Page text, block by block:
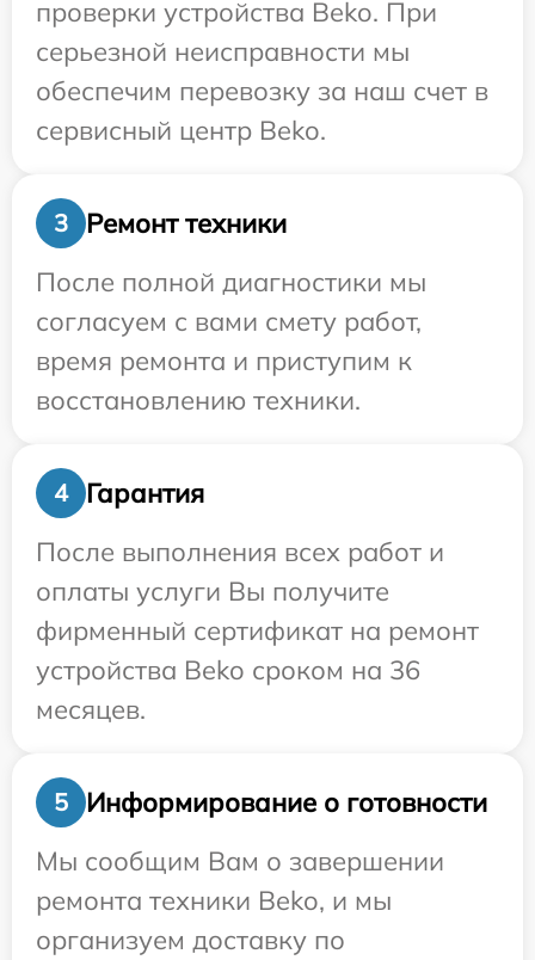
проверки устройства Beko. При
серьезной неисправности мы
обеспечим перевозку за наш счет в
сервисный центр Beko.
3
Ремонт техники
После полной диагностики мы
согласуем с вами смету работ,
время ремонта и приступим к
восстановлению техники.
4
Гарантия
После выполнения всех работ и
оплаты услуги Вы получите
фирменный сертификат на ремонт
устройства Beko сроком на 36
месяцев.
5
Информирование о готовности
Мы сообщим Вам о завершении
ремонта техники Beko, и мы
организуем доставку по